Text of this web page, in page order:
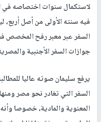
لاستكمال سنوات اختصاصه في
فيه سنته الأولى من أصل أربع،
السفر عبر معبر رفح المخصص
جوازات السفر الأجنبية
يرفع سليمان صوته عاليا
السفر التي تغادر نحو مصر
المعنوية والمادية، خصوصا